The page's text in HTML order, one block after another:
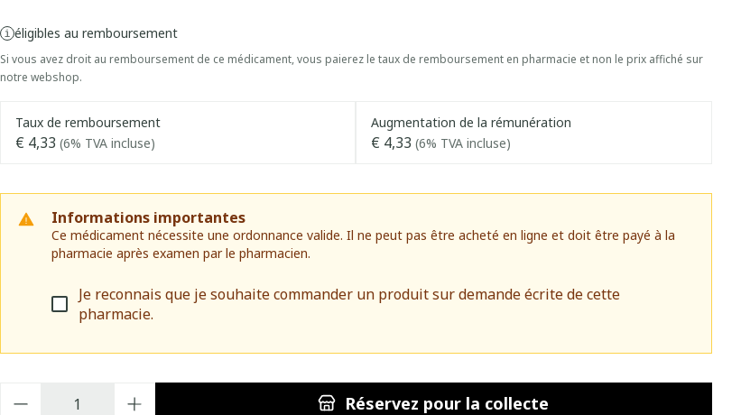
éligibles au remboursement
Si vous avez droit au remboursement de ce médicament, vous paierez le taux de remboursement en pharmacie et non le prix affiché sur
notre webshop.
Taux de remboursement
€ 4,33 (6% TVA incluse)
Augmentation de la rémunération
€ 4,33 (6% TVA incluse)
Informations importantes
Ce médicament nécessite une ordonnance valide. Il ne peut pas être acheté en ligne et doit être payé à la
pharmacie après examen par le pharmacien.
Je reconnais que je souhaite commander un produit sur demande écrite de cette
pharmacie.
Réservez pour la collecte